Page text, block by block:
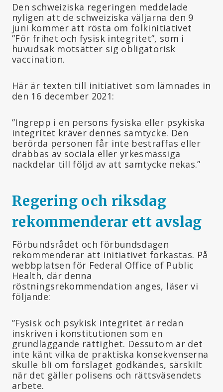
Den schweiziska regeringen meddelade
nyligen att de schweiziska väljarna den 9
juni kommer att rösta om folkinitiativet
”För frihet och fysisk integritet”, som i
huvudsak motsätter sig obligatorisk
vaccination.
Här är texten till initiativet som lämnades in
den 16 december 2021:
”Ingrepp i en persons fysiska eller psykiska
integritet kräver dennes samtycke. Den
berörda personen får inte bestraffas eller
drabbas av sociala eller yrkesmässiga
nackdelar till följd av att samtycke nekas.”
Regering och riksdag
rekommenderar ett avslag
Förbundsrådet och förbundsdagen
rekommenderar att initiativet förkastas. På
webbplatsen för Federal Office of Public
Health, där denna
röstningsrekommendation anges, läser vi
följande:
”Fysisk och psykisk integritet är redan
inskriven i konstitutionen som en
grundläggande rättighet. Dessutom är det
inte känt vilka de praktiska konsekvenserna
skulle bli om förslaget godkändes, särskilt
när det gäller polisens och rättsväsendets
arbete.